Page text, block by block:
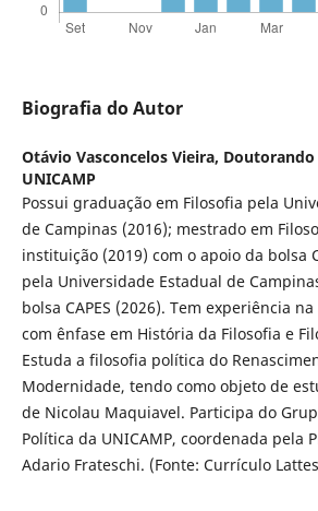
Biografia do Autor
Otávio Vasconcelos Vieira,
UNICAMP
Possui graduação em Filosofia pela
de Campinas (2016); mestrado em
instituição (2019) com o apoio da bolsa
pela Universidade Estadual de
bolsa CAPES (2026). Tem experiência
com ênfase em História da Filosofia e
Estuda a filosofia política do
Modernidade, tendo como objeto de
de Nicolau Maquiavel. Participa do
Política da UNICAMP, coordenada pela
Adario Frateschi. (Fonte: Currículo